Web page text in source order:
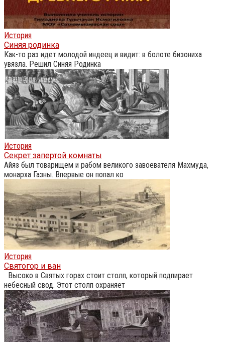
История
Синяя родинка
Как-то раз идет молодой индеец и видит: в болоте бизониха
увязла. Решил Синяя Родинка
История
Секрет запертой комнаты
Айяз был товарищем и рабом великого завоевателя Махмуда,
монарха Газны. Впервые он попал ко
История
Святогор и ван
Высоко в Святых горах стоит столп, который подпирает
небесный свод. Этот столп охраняет